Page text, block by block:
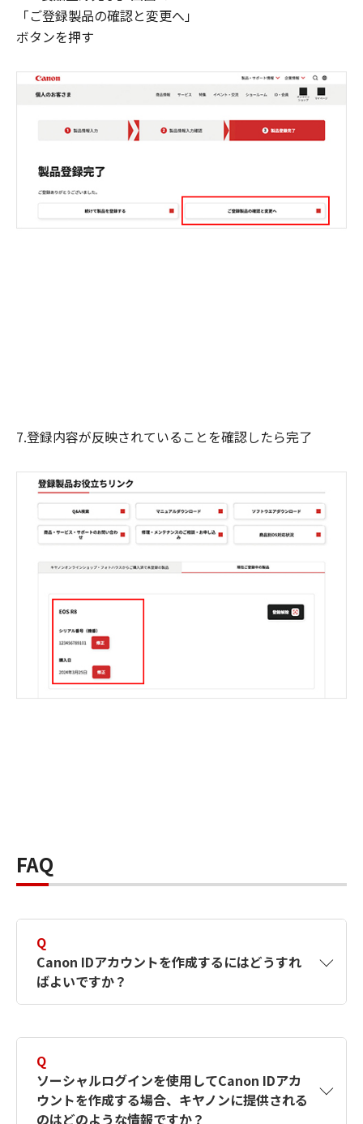
「ご登録製品の確認と変更へ」
ボタンを押す
7.登録内容が反映されていることを確認したら完了
FAQ
Q
Canon IDアカウントを作成するにはどうすれ
ばよいですか？
す。詳しい作成方法は【カメラ】Canon IDとは
何ですか？Canon IDの作成方法は？をご確認く
Q
ソーシャルログインを使用してCanon IDアカ
ウントを作成する場合、キヤノンに提供される
のはどのような情報ですか？